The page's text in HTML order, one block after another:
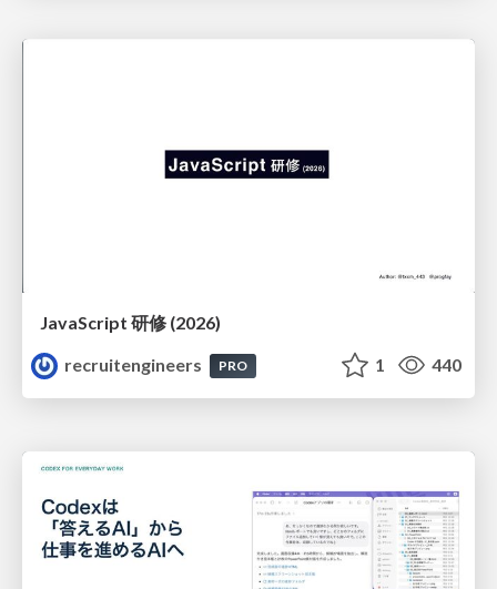
JavaScript 研修 (2026)
recruitengineers
PRO 1 440